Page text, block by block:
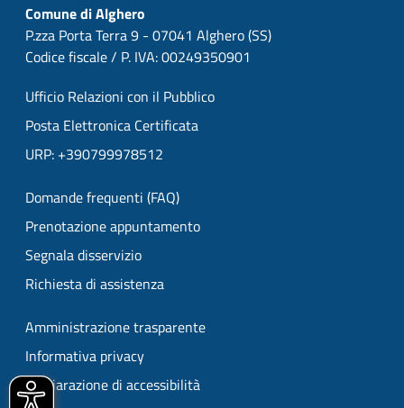
Comune di Alghero
P.zza Porta Terra 9 - 07041 Alghero (SS)
Codice fiscale / P. IVA: 00249350901
Ufficio Relazioni con il Pubblico
Posta Elettronica Certificata
URP: +390799978512
Domande frequenti (FAQ)
Prenotazione appuntamento
Segnala disservizio
Richiesta di assistenza
Amministrazione trasparente
Informativa privacy
Dichiarazione di accessibilità